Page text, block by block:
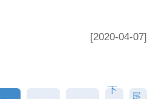
[2020-04-07]
下
尾